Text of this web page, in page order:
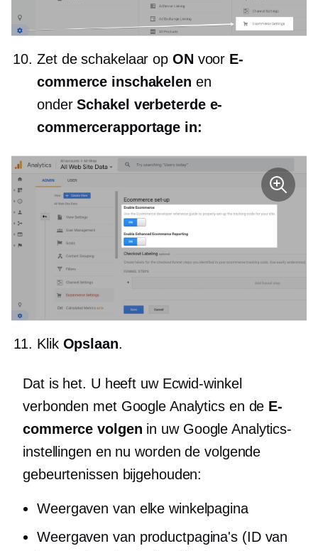
Zet de schakelaar op ONvoor E-
commerce inschakelen en
onderSchakel verbeterde e-
commercerapportage in:
Klik Opslaan.
Dat is het. U heeft uw Ecwid-winkel
verbonden met Google Analytics en de E-
commerce volgen in uw Google Analytics-
instellingen en nu worden de volgende
gebeurtenissen bijgehouden:
Weergaven van elke winkelpagina
Weergaven van productpagina's (ID van